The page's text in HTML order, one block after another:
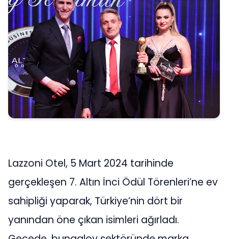
Lazzoni Otel, 5 Mart 2024 tarihinde
gerçekleşen 7. Altın İnci Ödül Törenleri’ne ev
sahipliği yaparak, Türkiye’nin dört bir
yanından öne çıkan isimleri ağırladı.